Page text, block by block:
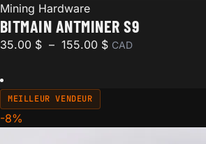
Mining Hardware
BITMAIN ANTMINER S9
35.00 $ – 155.00 $Plage de prix :
CAD
MEILLEUR VENDEUR
-8%